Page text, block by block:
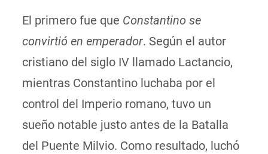
El primero fue que Constantino se
convirtió en emperador. Según el autor
cristiano del siglo IV llamado Lactancio,
mientras Constantino luchaba por el
control del Imperio romano, tuvo un
sueño notable justo antes de la Batalla
del Puente Milvio. Como resultado, luchó